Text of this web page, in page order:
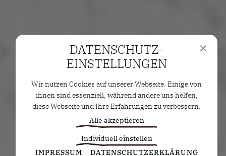
DATENSCHUTZ­
EINSTELLUNGEN
Wir nutzen Cookies auf unserer Webseite. Einige von
ihnen sind essenziell, während andere uns helfen,
diese Webseite und Ihre Erfahrungen zu verbessern.
Alle akzeptieren
Individuell einstellen
Statistiken
IMPRESSUM DATENSCHUTZERKLÄRUNG